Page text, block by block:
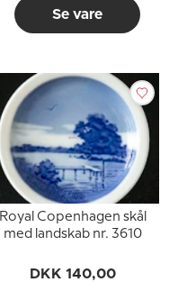
Se vare
Royal Copenhagen skål
med landskab nr. 3610
DKK 140,00